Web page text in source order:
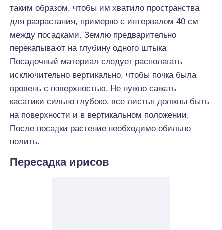
таким образом, чтобы им хватило пространства
для разрастания, примерно с интервалом 40 см
между посадками. Землю предварительно
перекапывают на глубину одного штыка.
Посадочный материал следует располагать
исключительно вертикально, чтобы почка была
вровень с поверхностью. Не нужно сажать
касатики сильно глубоко, все листья должны быть
на поверхности и в вертикальном положении.
После посадки растение необходимо обильно
полить.
Пересадка ирисов